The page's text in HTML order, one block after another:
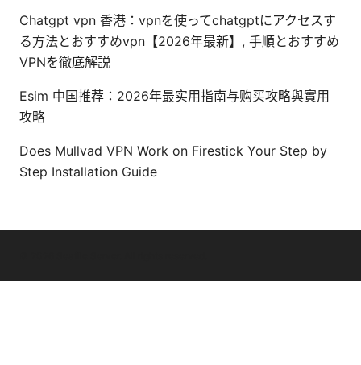
Chatgpt vpn 香港：vpnを使ってchatgptにアクセスす
る方法とおすすめvpn【2026年最新】, 手順とおすすめ
VPNを徹底解説
Esim 中国推荐：2026年最实用指南与购买攻略與實用
攻略
Does Mullvad VPN Work on Firestick Your Step by
Step Installation Guide